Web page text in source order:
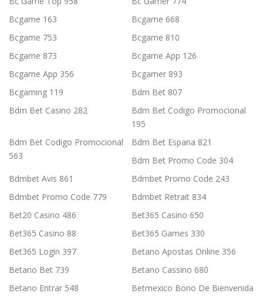
Bcgame 163
Bcgame 668
Bcgame 753
Bcgame 810
Bcgame 873
Bcgame App 126
Bcgame App 356
Bcgamer 893
Bcgaming 119
Bdm Bet 807
Bdm Bet Casino 282
Bdm Bet Codigo Promocional
195
Bdm Bet Codigo Promocional
563
Bdm Bet Espana 821
Bdm Bet Promo Code 304
Bdmbet Avis 861
Bdmbet Promo Code 243
Bdmbet Promo Code 779
Bdmbet Retrait 834
Bet20 Casino 486
Bet365 Casino 650
Bet365 Casino 88
Bet365 Games 330
Bet365 Login 397
Betano Apostas Online 356
Betano Bet 739
Betano Cassino 680
Betano Entrar 548
Betmexico Bono De Bienvenida